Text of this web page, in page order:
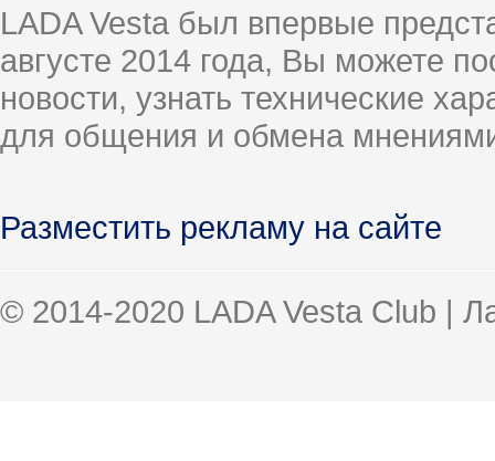
LADA Vesta был впервые
августе 2014 года, Вы можете
новости, узнать технические
для общения и обмена
Разместить рекламу на сайте
© 2014-2020 LADA Vesta Club |